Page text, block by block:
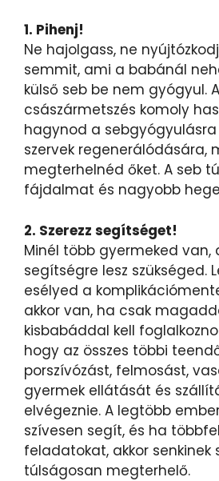
1. Pihenj!
Ne hajolgass, ne
semmit, ami a babánál
külső seb be nem gyógyul. A
császármetszés komoly
hagynod a
szervek regenerálódására,
megterhelnéd őket. A seb
fájdalmat és nagyobb
2. Szerezz segítséget!
Minél több gyermeked van,
segítségre lesz szükséged.
esélyed a
akkor van, ha csak
kisbabáddal kell
hogy az összes többi
porszívózást, felmosást,
gyermek ellátását és
elvégeznie. A legtöbb
szívesen segít, és ha
feladatokat, akkor senkinek
túlságosan megterhelő.